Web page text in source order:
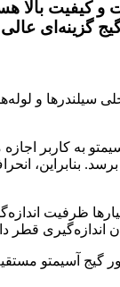
و کیفیت
گزینه‌ای
و
به کاربر
شده و می‌تواند به نیم
ظرفیت